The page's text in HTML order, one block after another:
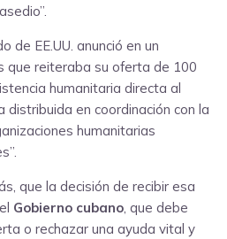
de EE.UU. anunció en un
que reiteraba su oferta de 100
humanitaria directa al
distribuida en coordinación con la
humanitarias
que la decisión de recibir esa
Gobierno cubano, que debe
o rechazar una ayuda vital y